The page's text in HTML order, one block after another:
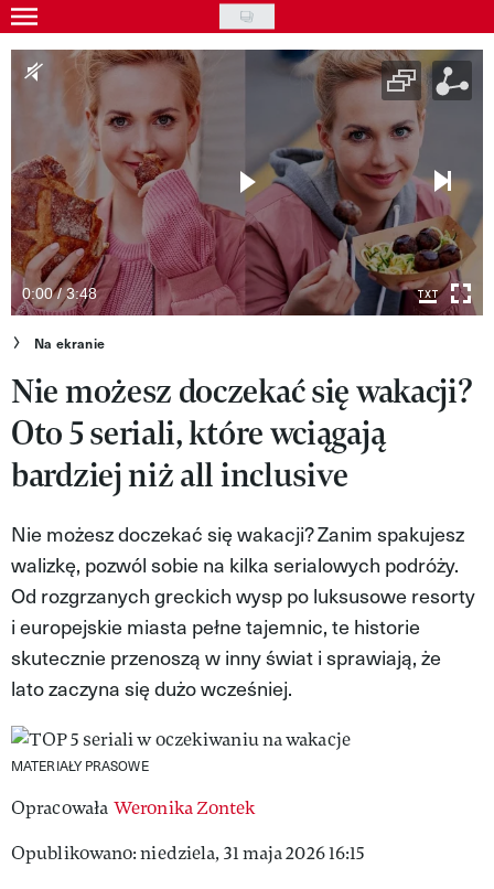
Skip
to
main
Wydarzenia
Na ekranie
Piosenka
VIVA!ART
VIVA!MODA
VIVA!MAN
VIVA!PEOPLE POWER
VIVA!ITAKA
0:00 / 3:48
Na ekranie
Nie możesz doczekać się wakacji?
Oto 5 seriali, które wciągają
bardziej niż all inclusive
Nie możesz doczekać się wakacji? Zanim spakujesz
walizkę, pozwól sobie na kilka serialowych podróży.
Od rozgrzanych greckich wysp po luksusowe resorty
i europejskie miasta pełne tajemnic, te historie
skutecznie przenoszą w inny świat i sprawiają, że
lato zaczyna się dużo wcześniej.
MATERIAŁY PRASOWE
Opracowała Weronika Zontek
Opublikowano: niedziela, 31 maja 2026 16:15